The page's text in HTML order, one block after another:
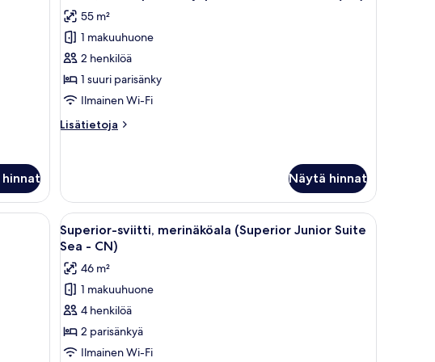
huonetyypin
Sviitti,
1
suuri
parisänky,
merinäköala
55 m²
1 makuuhuone
2 henkilöä
1 suuri parisänky
Ilmainen Wi-Fi
Lisätietoja
Lisätietoja
parisänky,
parveke,
merinäköala
(CN)
Näytä hinnat
sänkyä, kattotuuletin, televisio ja työpöytä tuolilla.
Avaa
kaikki
huonetyypin
Superior-
sviitti,
merinäköala
(Superior
Junior
Hotellihuone, jossa on kaksi sänkyä,
4
Superior-sviitti, merinäköala (Superior Junior Suite
Sea - CN)
46 m²
1 makuuhuone
4 henkilöä
2 parisänkyä
Ilmainen Wi-Fi